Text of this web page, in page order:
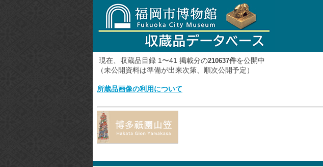
現在、収蔵品目録 1〜41 掲載分の210637件を公開中
（未公開資料は準備が出来次第、順次公開予定）
所蔵品画像の利用について